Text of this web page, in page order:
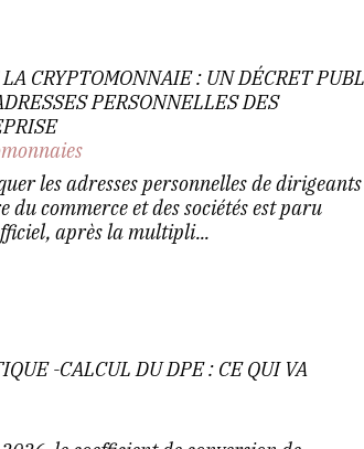
CRYPTOMONNAIE : UN DÉCRET
PERSONNELLES DES
les adresses personnelles de dirigeants
commerce et des sociétés est paru
après la multipli...
-CALCUL DU DPE : CE QUI VA